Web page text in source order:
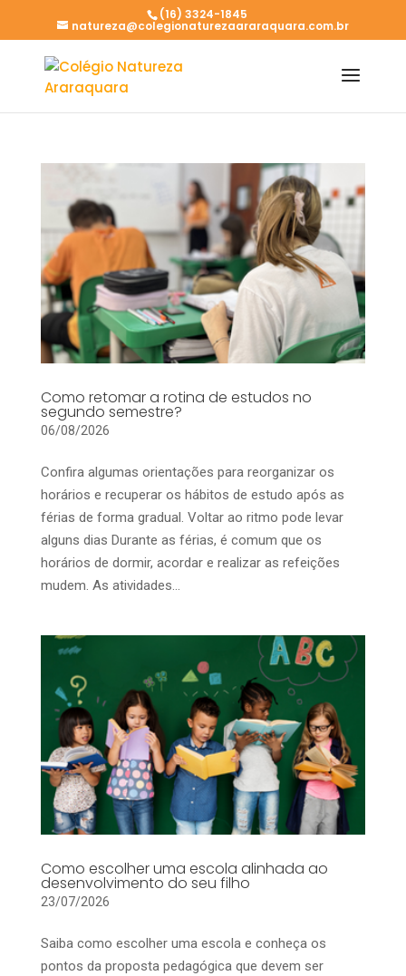
(16) 3324-1845
natureza@colegionaturezaararaquara.com.br
Como retomar a rotina de estudos no
segundo semestre?
06/08/2026
Confira algumas orientações para reorganizar os
horários e recuperar os hábitos de estudo após as
férias de forma gradual. Voltar ao ritmo pode levar
alguns dias Durante as férias, é comum que os
horários de dormir, acordar e realizar as refeições
mudem. As atividades...
Como escolher uma escola alinhada ao
desenvolvimento do seu filho
23/07/2026
Saiba como escolher uma escola e conheça os
pontos da proposta pedagógica que devem ser